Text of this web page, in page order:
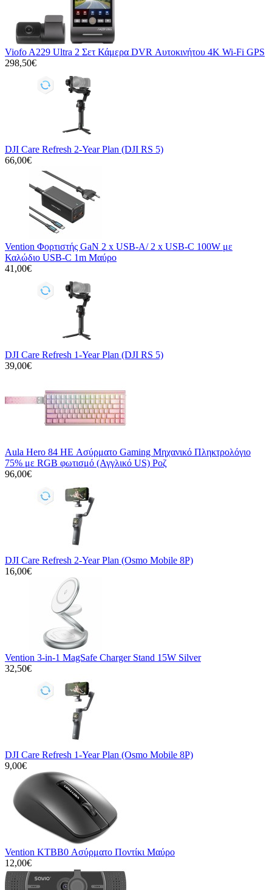
Viofo A229 Ultra 2 Σετ Κάμερα DVR Αυτοκινήτου 4K Wi-Fi GPS
298,50€
DJI Care Refresh 2-Year Plan (DJI RS 5)
66,00€
Vention Φορτιστής GaN 2 x USB-A/ 2 x USB-C 100W με
Καλώδιο USB-C 1m Μαύρο
41,00€
DJI Care Refresh 1-Year Plan (DJI RS 5)
39,00€
Aula Hero 84 HE Ασύρματο Gaming Μηχανικό Πληκτρολόγιο
75% με RGB φωτισμό (Αγγλικό US) Ροζ
96,00€
DJI Care Refresh 2-Year Plan (Osmo Mobile 8P)
16,00€
Vention 3-in-1 MagSafe Charger Stand 15W Silver
32,50€
DJI Care Refresh 1-Year Plan (Osmo Mobile 8P)
9,00€
Vention KTBB0 Ασύρματο Ποντίκι Μαύρο
12,00€